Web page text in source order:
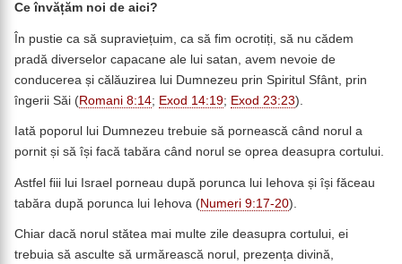
Ce învățăm noi de aici?
În pustie ca să supraviețuim, ca să fim ocrotiți, să nu cădem
pradă diverselor capacane ale lui satan, avem nevoie de
conducerea și călăuzirea lui Dumnezeu prin Spiritul Sfânt, prin
îngerii Săi (Romani 8:14; Exod 14:19; Exod 23:23).
Iată poporul lui Dumnezeu trebuie să pornească când norul a
pornit și să își facă tabăra când norul se oprea deasupra cortului.
Astfel fiii lui Israel porneau după porunca lui Iehova și își făceau
tabăra după porunca lui Iehova (Numeri 9:17-20).
Chiar dacă norul stătea mai multe zile deasupra cortului, ei
trebuia să asculte să urmărească norul, prezența divină,